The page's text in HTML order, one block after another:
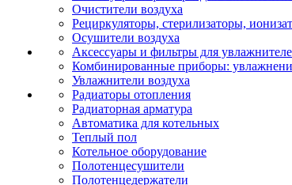
Очистители воздуха
Рециркуляторы, стерилизаторы,
Осушители воздуха
Аксессуары и фильтры для
Комбинированные приборы:
Увлажнители воздуха
Радиаторы отопления
Радиаторная арматура
Автоматика для котельных
Теплый пол
Котельное оборудование
Полотенцесушители
Полотенцедержатели